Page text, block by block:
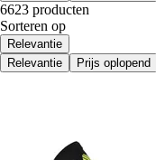
6623 producten
Sorteren op
Relevantie
Relevantie
Prijs oplopend